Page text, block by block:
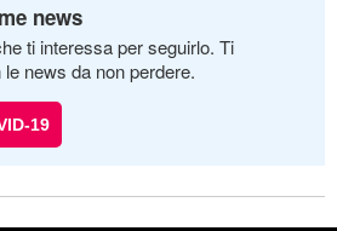
news
ti interessa per seguirlo. Ti
news da non perdere.
19